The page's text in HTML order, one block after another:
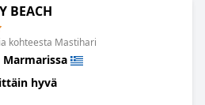
BEACH
kohteesta Mastihari
Marmarissa
hyvä